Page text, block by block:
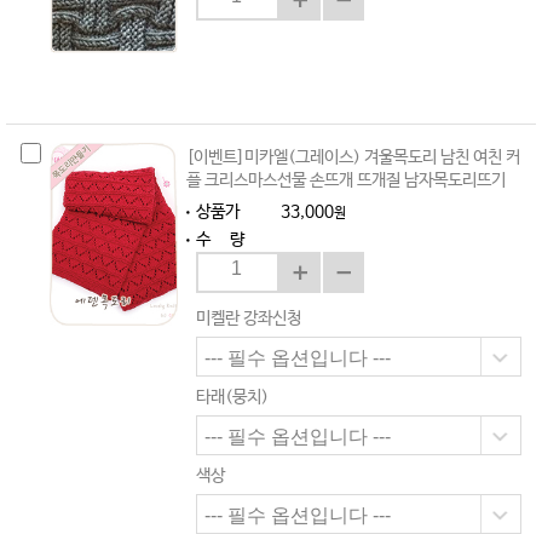
[이벤트]미카엘(그레이스) 겨울목도리 남친 여친 커
플 크리스마스선물 손뜨개 뜨개질 남자목도리뜨기
상품가
33,000원
수 량
미켈란 강좌신청
타래(뭉치)
색상